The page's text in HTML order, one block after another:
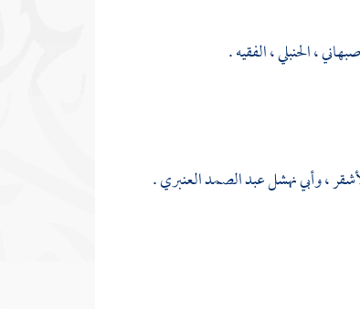
، الحنبلي ، الفقيه .
،وأبي نهشل عبد الصمد العنبري.